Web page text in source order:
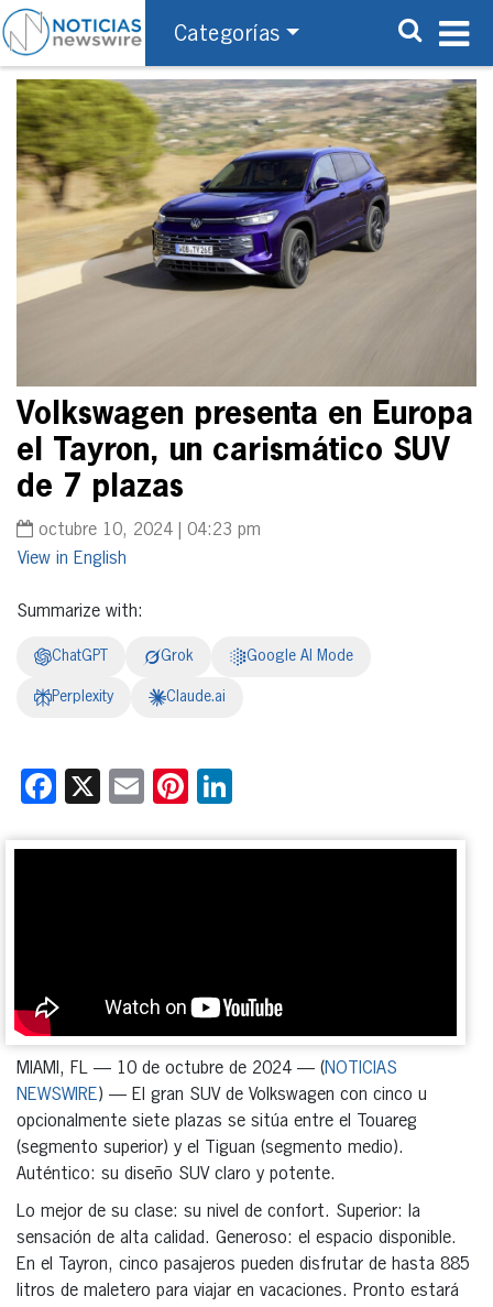
Categorías
Volkswagen presenta en Europa
el Tayron, un carismático SUV
de 7 plazas
octubre 10, 2024 | 04:23 pm
English
Summarize with:
ChatGPT Grok Google AI Mode
Perplexity Claude.ai
Facebook
X EmailPinterest
MIAMI, FL — 10 de octubre de 2024 — (NOTICIAS
NEWSWIRE) — El gran SUV de Volkswagen con cinco u
opcionalmente siete plazas se sitúa entre el Touareg
(segmento superior) y el Tiguan (segmento medio).
Auténtico: su diseño SUV claro y potente.
Lo mejor de su clase: su nivel de confort. Superior: la
sensación de alta calidad. Generoso: el espacio disponible.
En el Tayron, cinco pasajeros pueden disfrutar de hasta 885
litros de maletero para viajar en vacaciones. Pronto estará